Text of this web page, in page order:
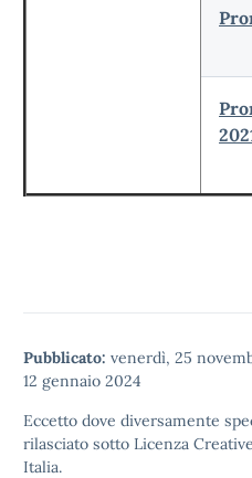
Pubblicato: venerdì, 25
12 gennaio 2024
Eccetto dove diversamente
rilasciato sotto Licenza
Italia.